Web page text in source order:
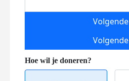
Volgende
Volgende